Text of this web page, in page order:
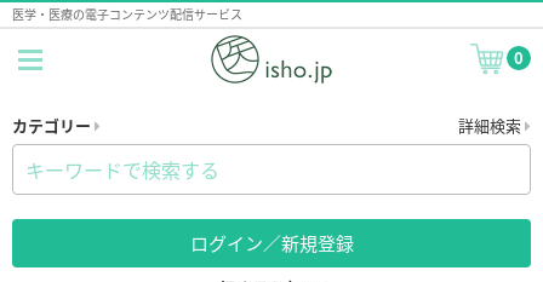
医学・医療の電子コンテンツ配信サービス
0
カテゴリー 詳細検索
ログイン／新規登録